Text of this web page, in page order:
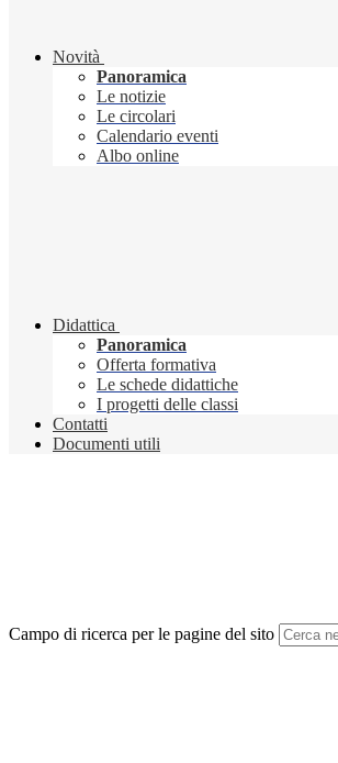
Novità
Panoramica
Le notizie
Le circolari
Calendario eventi
Albo online
Didattica
Panoramica
Offerta formativa
Le schede didattiche
I progetti delle classi
Contatti
Documenti utili
Campo di ricerca per le pagine del sito